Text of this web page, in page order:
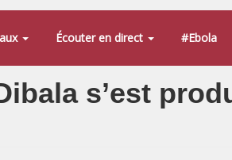
Écouter en direct #Ebola
s’est